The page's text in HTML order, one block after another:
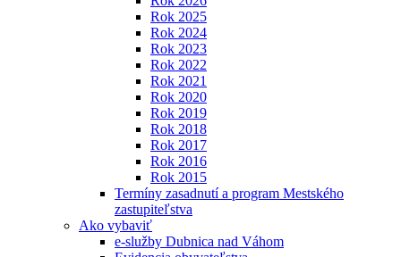
Rok 2025
Rok 2024
Rok 2023
Rok 2022
Rok 2021
Rok 2020
Rok 2019
Rok 2018
Rok 2017
Rok 2016
Rok 2015
Termíny zasadnutí a program Mestského
zastupiteľstva
Ako vybaviť
e-služby Dubnica nad Váhom